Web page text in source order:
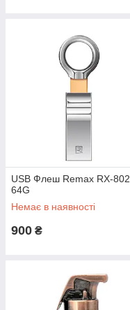
USB Флеш Remax RX-802
64G
Немає в наявності
900 ₴